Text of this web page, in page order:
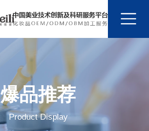
爆品推荐
Product Display